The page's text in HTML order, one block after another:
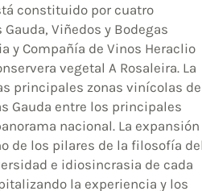
constituido por cuatro
Viñedos y Bodegas
y Compañía de Vinos Heraclio
vegetal A Rosaleira. La
principales zonas vinícolas de
Gauda entre los principales
nacional. La expansión
de los pilares de la filosofía
e idiosincrasia de cada
la experiencia y los